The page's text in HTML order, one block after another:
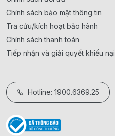
Chính sách bảo mật thông tin
Tra cứu/kích hoạt bảo hành
Chính sách thanh toán
Tiếp nhận và giải quyết khiếu nại
Hotline: 1900.6369.25